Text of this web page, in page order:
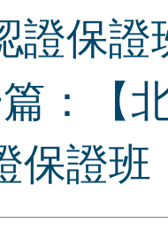
證保證
：【
保證班